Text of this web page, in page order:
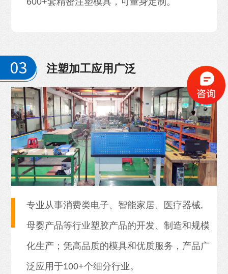
注塑加工应用广泛
专业从事消费类电子、智能家居、医疗器械,
母婴产品等行业塑胶产品的开发、制造和规模
化生产；凭高品质的模具和优质服务，产品广
泛应用于100+个细分行业。